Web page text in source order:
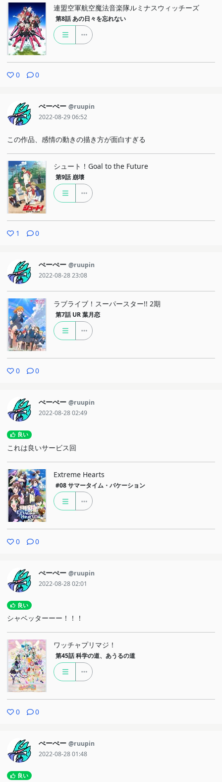
連盟空軍航空魔法音楽隊ルミナスウィッチーズ
第8話 あの日々を忘れない
0 0
ぺーぺー @ruupin
2022-08-29 06:52
この作品、感情の動きの描き方が面白すぎる
シュート！Goal to the Future
第9話 崩壊
1 0
ぺーぺー @ruupin
2022-08-28 23:08
ラブライブ！スーパースター!! 2期
第7話 UR 葉月恋
0 0
ぺーぺー @ruupin
2022-08-28 02:49
良い
これは良いサービス回
Extreme Hearts
#08 サマータイム・バケーション
0 0
ぺーぺー @ruupin
2022-08-28 02:01
良い
シャベッターーー！！！
ワッチャプリマジ！
第45話 科学の道、あうるの道
0 0
ぺーぺー @ruupin
2022-08-28 01:48
良い